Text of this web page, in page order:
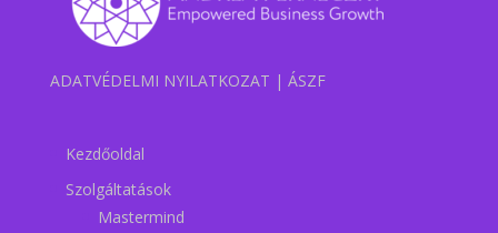
ADATVÉDELMI NYILATKOZAT | ÁSZF
Kezdőoldal
Szolgáltatások
Mastermind